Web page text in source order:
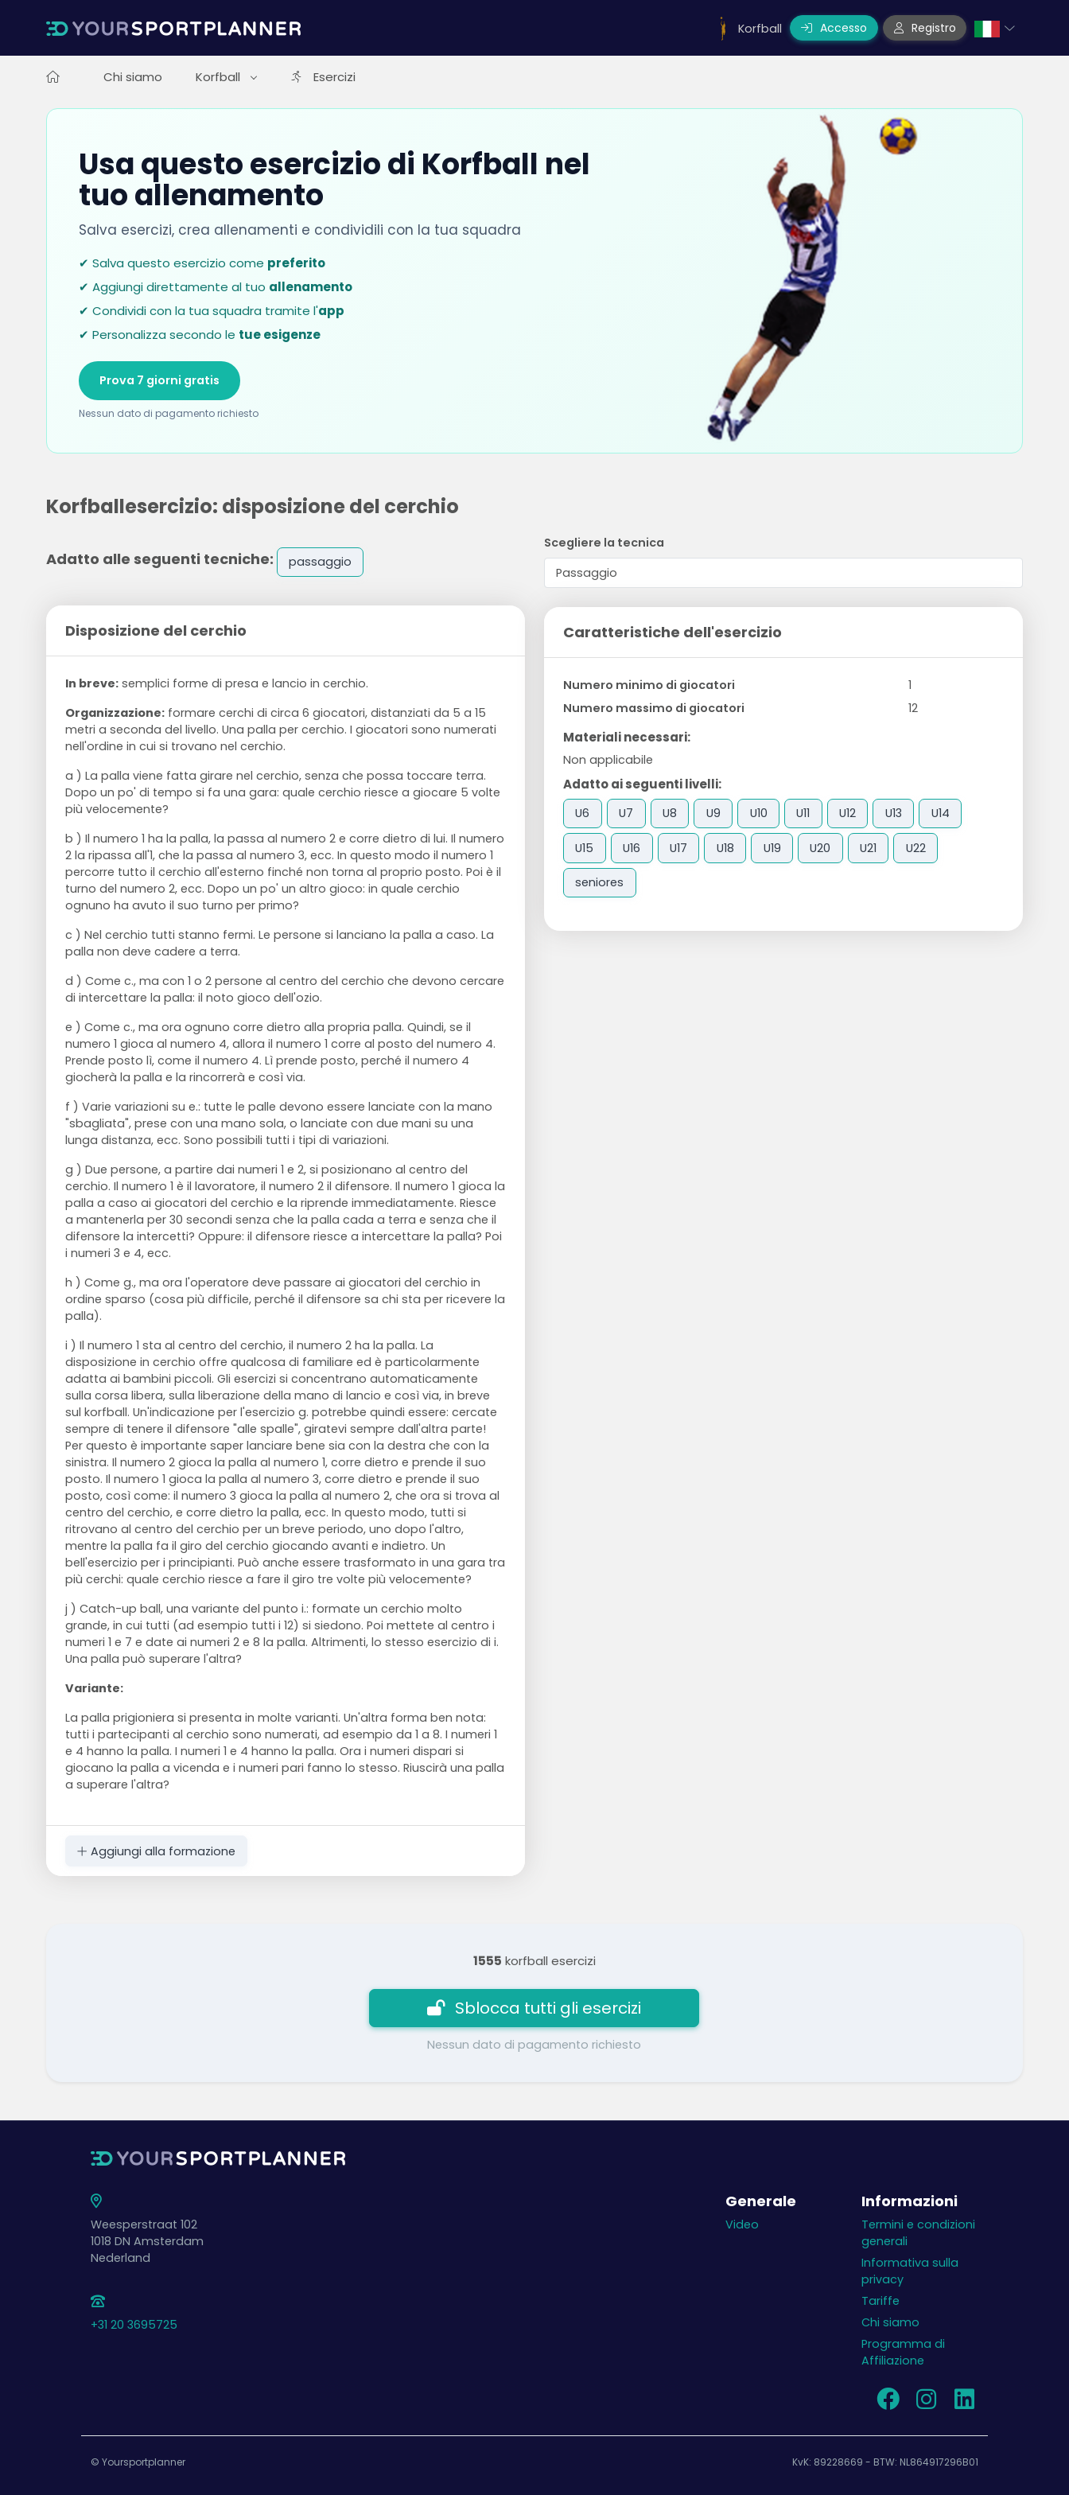
Korfball Accesso Registro
Chi siamo Korfball Esercizi
Usa questo esercizio di Korfball nel
tuo allenamento
Salva esercizi, crea allenamenti e condividili con la tua squadra
✔ Salva questo esercizio come preferito
✔ Aggiungi direttamente al tuo allenamento
✔ Condividi con la tua squadra tramite l'app
✔ Personalizza secondo le tue esigenze
Prova 7 giorni gratis
Nessun dato di pagamento richiesto
Korfballesercizio: disposizione del cerchio
Adatto alle seguenti tecniche: passaggio
Disposizione del cerchio
In breve:semplici forme di presa e lancio in cerchio.
Organizzazione:formare cerchi di circa 6 giocatori, distanziati da 5 a 15
metri a seconda del livello. Una palla per cerchio. I giocatori sono numerati
nell'ordine in cui si trovano nel cerchio.
a ) La palla viene fatta girare nel cerchio, senza che possa toccare terra.
Dopo un po' di tempo si fa una gara: quale cerchio riesce a giocare 5 volte
più velocemente?
b ) Il numero 1 ha la palla, la passa al numero 2 e corre dietro di lui. Il numero
2 la ripassa all'1, che la passa al numero 3, ecc. In questo modo il numero 1
percorre tutto il cerchio all'esterno finché non torna al proprio posto. Poi è il
turno del numero 2, ecc. Dopo un po' un altro gioco: in quale cerchio
ognuno ha avuto il suo turno per primo?
c ) Nel cerchio tutti stanno fermi. Le persone si lanciano la palla a caso. La
palla non deve cadere a terra.
d ) Come c., ma con 1 o 2 persone al centro del cerchio che devono cercare
di intercettare la palla: il noto gioco dell'ozio.
e ) Come c., ma ora ognuno corre dietro alla propria palla. Quindi, se il
numero 1 gioca al numero 4, allora il numero 1 corre al posto del numero 4.
Prende posto lì, come il numero 4. Lì prende posto, perché il numero 4
giocherà la palla e la rincorrerà e così via.
f ) Varie variazioni su e.: tutte le palle devono essere lanciate con la mano
"sbagliata", prese con una mano sola, o lanciate con due mani su una
lunga distanza, ecc. Sono possibili tutti i tipi di variazioni.
g ) Due persone, a partire dai numeri 1 e 2, si posizionano al centro del
cerchio. Il numero 1 è il lavoratore, il numero 2 il difensore. Il numero 1 gioca la
palla a caso ai giocatori del cerchio e la riprende immediatamente. Riesce
a mantenerla per 30 secondi senza che la palla cada a terra e senza che il
difensore la intercetti? Oppure: il difensore riesce a intercettare la palla? Poi
i numeri 3 e 4, ecc.
h ) Come g., ma ora l'operatore deve passare ai giocatori del cerchio in
ordine sparso (cosa più difficile, perché il difensore sa chi sta per ricevere la
palla).
i ) Il numero 1 sta al centro del cerchio, il numero 2 ha la palla. La
disposizione in cerchio offre qualcosa di familiare ed è particolarmente
adatta ai bambini piccoli. Gli esercizi si concentrano automaticamente
sulla corsa libera, sulla liberazione della mano di lancio e così via, in breve
sul korfball. Un'indicazione per l'esercizio g. potrebbe quindi essere: cercate
sempre di tenere il difensore "alle spalle", giratevi sempre dall'altra parte!
Per questo è importante saper lanciare bene sia con la destra che con la
sinistra. Il numero 2 gioca la palla al numero 1, corre dietro e prende il suo
posto. Il numero 1 gioca la palla al numero 3, corre dietro e prende il suo
posto, così come: il numero 3 gioca la palla al numero 2, che ora si trova al
centro del cerchio, e corre dietro la palla, ecc. In questo modo, tutti si
ritrovano al centro del cerchio per un breve periodo, uno dopo l'altro,
mentre la palla fa il giro del cerchio giocando avanti e indietro. Un
bell'esercizio per i principianti. Può anche essere trasformato in una gara tra
più cerchi: quale cerchio riesce a fare il giro tre volte più velocemente?
j ) Catch-up ball, una variante del punto i.: formate un cerchio molto
grande, in cui tutti (ad esempio tutti i 12) si siedono. Poi mettete al centro i
numeri 1 e 7 e date ai numeri 2 e 8 la palla. Altrimenti, lo stesso esercizio di i.
Una palla può superare l'altra?
Variante:
La palla prigioniera si presenta in molte varianti. Un'altra forma ben nota:
tutti i partecipanti al cerchio sono numerati, ad esempio da 1 a 8. I numeri 1
e 4 hanno la palla. I numeri 1 e 4 hanno la palla. Ora i numeri dispari si
giocano la palla a vicenda e i numeri pari fanno lo stesso. Riuscirà una palla
a superare l'altra?
Aggiungi alla formazione
Scegliere la tecnica
Caratteristiche dell'esercizio
Numero minimo di giocatori
1
Numero massimo di giocatori
12
Materiali necessari:
Non applicabile
Adatto ai seguenti livelli:
U6 U7 U8 U9 U10 U11 U12 U13 U14
U15 U16 U17 U18 U19 U20 U21 U22
seniores
1555 korfball esercizi
Sblocca tutti gli esercizi
Nessun dato di pagamento richiesto
Weesperstraat 102
1018 DN Amsterdam
Nederland
+31 20 3695725
Generale
Video
Informazioni
Termini e condizioni
generali
Informativa sulla
privacy
Tariffe
Chi siamo
Programma di
Affiliazione
© Yoursportplanner KvK: 89228669 - BTW: NL864917296B01